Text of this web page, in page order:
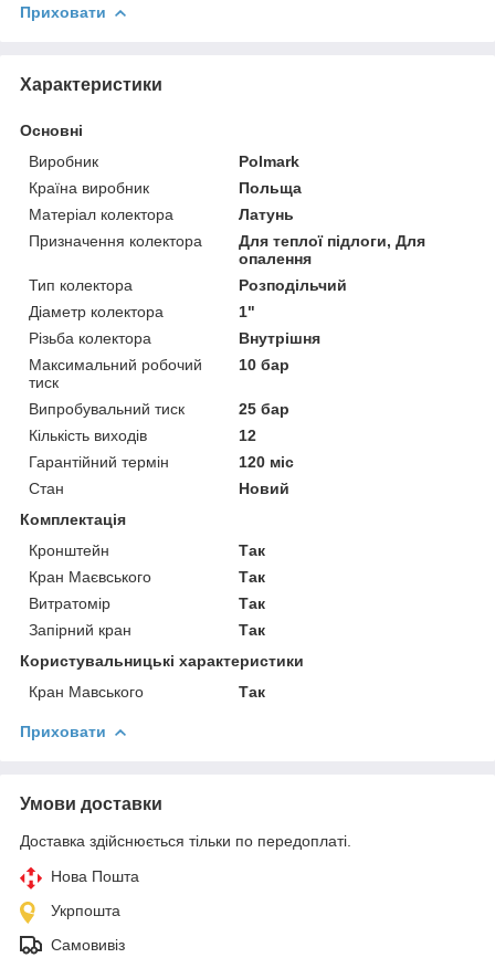
Приховати
Характеристики
Основні
Виробник
Polmark
Країна виробник
Польща
Матеріал колектора
Латунь
Призначення колектора
Для теплої підлоги, Для
опалення
Тип колектора
Розподільчий
Діаметр колектора
1"
Різьба колектора
Внутрішня
Максимальний робочий
тиск
10 бар
Випробувальний тиск
25 бар
Кількість виходів
12
Гарантійний термін
120 міс
Стан
Новий
Комплектація
Кронштейн
Так
Кран Маєвського
Так
Витратомір
Так
Запірний кран
Так
Користувальницькі характеристики
Кран Мавського
Так
Приховати
Умови доставки
Доставка здійснюється тільки по передоплаті.
Нова Пошта
Укрпошта
Самовивіз